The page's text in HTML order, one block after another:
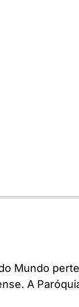
Mundo
A